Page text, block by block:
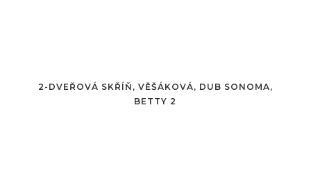
2-DVEŘOVÁ SKŘÍŇ, VĚŠÁKOVÁ, DUB SONOMA,
BETTY 2